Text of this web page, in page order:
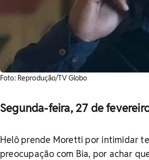
Foto: Reprodução/TV Globo
Segunda-feira, 27 de
Helô prende Moretti por intimidar
preocupação com Bia, por achar